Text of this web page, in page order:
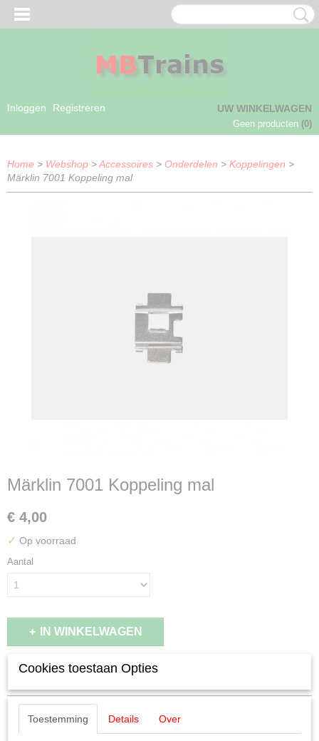
Inloggen Registreren UW WINKELWAGEN
Geen producten (0)
Home > Webshop >Accessoires > Onderdelen > Koppelingen >
Märklin 7001 Koppeling mal
Märklin 7001 Koppeling mal
€ 4,00
✓ Op voorraad
Aantal
IN WINKELWAGEN
Specificaties
Productcode leverancier
7001
Schaal
Omschrijving
Cookies toestaan Opties
Toestemming Details Over